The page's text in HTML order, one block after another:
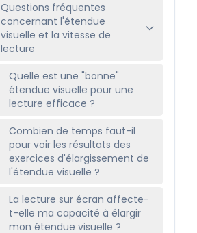
Questions fréquentes
concernant l'étendue
visuelle et la vitesse de
lecture
Quelle est une "bonne"
étendue visuelle pour une
lecture efficace ?
Combien de temps faut-il
pour voir les résultats des
exercices d'élargissement de
l'étendue visuelle ?
La lecture sur écran affecte-
t-elle ma capacité à élargir
mon étendue visuelle ?